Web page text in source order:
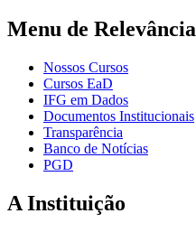
Menu de Relevância
Nossos Cursos
Cursos EaD
IFG em Dados
Documentos Institucionais
Transparência
Banco de Notícias
PGD
A Instituição